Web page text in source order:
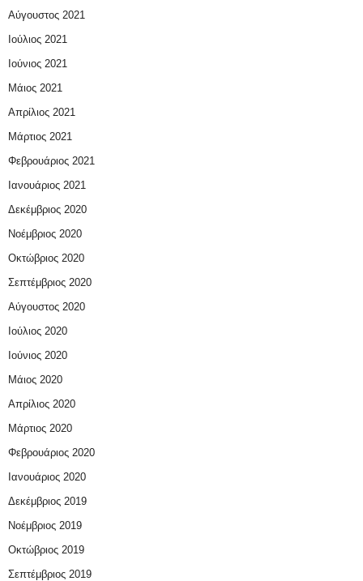
Αύγουστος 2021
Ιούλιος 2021
Ιούνιος 2021
Μάιος 2021
Απρίλιος 2021
Μάρτιος 2021
Φεβρουάριος 2021
Ιανουάριος 2021
Δεκέμβριος 2020
Νοέμβριος 2020
Οκτώβριος 2020
Σεπτέμβριος 2020
Αύγουστος 2020
Ιούλιος 2020
Ιούνιος 2020
Μάιος 2020
Απρίλιος 2020
Μάρτιος 2020
Φεβρουάριος 2020
Ιανουάριος 2020
Δεκέμβριος 2019
Νοέμβριος 2019
Οκτώβριος 2019
Σεπτέμβριος 2019